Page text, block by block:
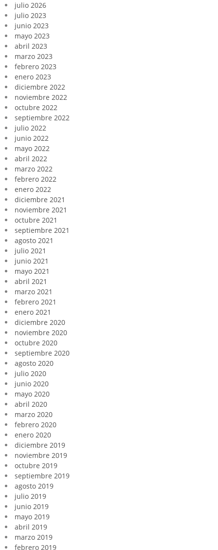
julio 2026
julio 2023
junio 2023
mayo 2023
abril 2023
marzo 2023
febrero 2023
enero 2023
diciembre 2022
noviembre 2022
octubre 2022
septiembre 2022
julio 2022
junio 2022
mayo 2022
abril 2022
marzo 2022
febrero 2022
enero 2022
diciembre 2021
noviembre 2021
octubre 2021
septiembre 2021
agosto 2021
julio 2021
junio 2021
mayo 2021
abril 2021
marzo 2021
febrero 2021
enero 2021
diciembre 2020
noviembre 2020
octubre 2020
septiembre 2020
agosto 2020
julio 2020
junio 2020
mayo 2020
abril 2020
marzo 2020
febrero 2020
enero 2020
diciembre 2019
noviembre 2019
octubre 2019
septiembre 2019
agosto 2019
julio 2019
junio 2019
mayo 2019
abril 2019
marzo 2019
febrero 2019